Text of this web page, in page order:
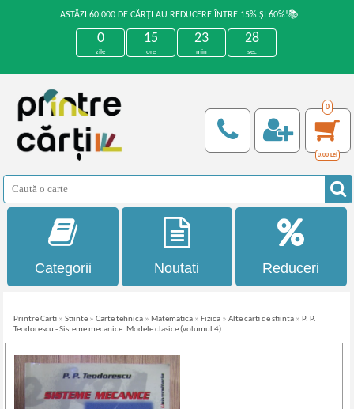
ASTĂZI 60.000 DE CĂRȚI AU REDUCERE ÎNTRE 15% ȘI 60%!📚
0
zile
15
ore
23
min
27
sec
0
0,00 Lei
Categorii Noutati Reduceri
Printre Carti »Stiinte »Carte tehnica » Matematica » Fizica »Alte carti de stiinta » P. P.
Teodorescu - Sisteme mecanice. Modele clasice (volumul 4)